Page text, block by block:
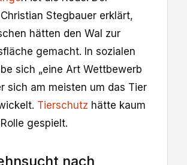
Stegbauer erklärt,
hätten den Wal zur
gemacht. In sozialen
sich „eine Art Wettbewerb
sich am meisten um das Tier
Tierschutz hätte kaum
gespielt.
nach